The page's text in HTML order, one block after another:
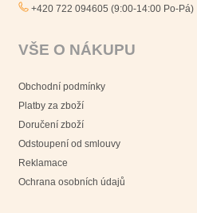
+420 722 094605 (9:00-14:00 Po-Pá)
VŠE O NÁKUPU
Obchodní podmínky
Platby za zboží
Doručení zboží
Odstoupení od smlouvy
Reklamace
Ochrana osobních údajů